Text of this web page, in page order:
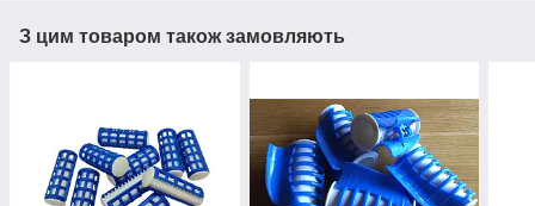
З цим товаром також замовляють